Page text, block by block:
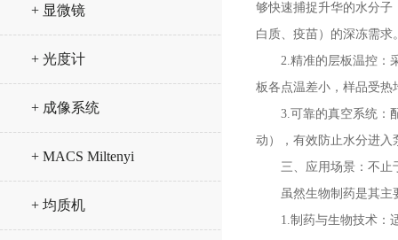
+ 显微镜
+ 光度计
+ 成像系统
+ MACS Miltenyi
+ 均质机
够快速捕捉升华的水分
白质、疫苗）的深冻需求
2.精准的层板温控：采
板各点温差小，样品受热
3.可靠的真空系统：配
动），有效防止水分进入
三、应用场景：不止
虽然生物制药是其主要
1.制药与生物技术：适